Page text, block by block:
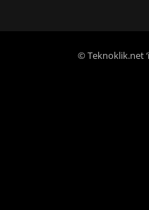
© Teknoklik.net